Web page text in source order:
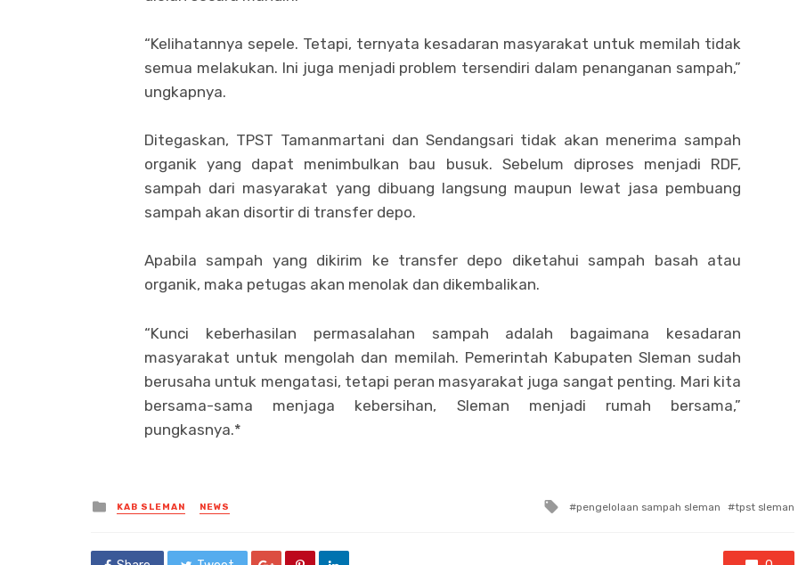
“Kelihatannya sepele. Tetapi, ternyata kesadaran masyarakat untuk memilah tidak
semua melakukan. Ini juga menjadi problem tersendiri dalam penanganan sampah,”
ungkapnya.
Ditegaskan, TPST Tamanmartani dan Sendangsari tidak akan menerima sampah
organik yang dapat menimbulkan bau busuk. Sebelum diproses menjadi RDF,
sampah dari masyarakat yang dibuang langsung maupun lewat jasa pembuang
sampah akan disortir di transfer depo.
Apabila sampah yang dikirim ke transfer depo diketahui sampah basah atau
organik, maka petugas akan menolak dan dikembalikan.
“Kunci keberhasilan permasalahan sampah adalah bagaimana kesadaran
masyarakat untuk mengolah dan memilah. Pemerintah Kabupaten Sleman sudah
berusaha untuk mengatasi, tetapi peran masyarakat juga sangat penting. Mari kita
bersama-sama menjaga kebersihan, Sleman menjadi rumah bersama,”
pungkasnya.*
Posted
in
KAB SLEMAN NEWS
Tagged
pengelolaan sampah sleman tpst sleman